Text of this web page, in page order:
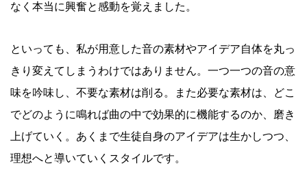
なく本当に興奮と感動を覚えました。
といっても、私が用意した音の素材やアイデア自体を丸っ
きり変えてしまうわけではありません。一つ一つの音の意
味を吟味し、不要な素材は削る。また必要な素材は、どこ
でどのように鳴れば曲の中で効果的に機能するのか、磨き
上げていく。あくまで生徒自身のアイデアは生かしつつ、
理想へと導いていくスタイルです。